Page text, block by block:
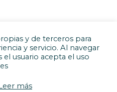
53 · 17200 Palafrugell,
· jvigas@jvigas.com
de Cookies
y de terceros para
y servicio. Al navegar
el usuario acepta el uso
más